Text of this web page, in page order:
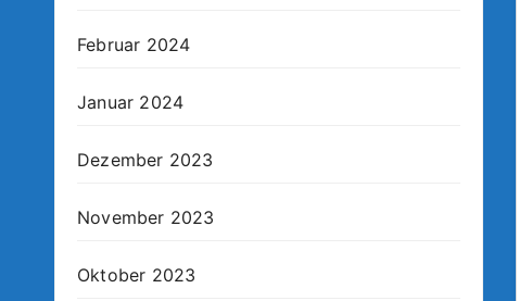
Februar 2024
Januar 2024
Dezember 2023
November 2023
Oktober 2023